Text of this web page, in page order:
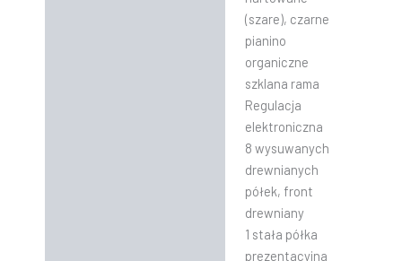
(szare), czarne
pianino
organiczne
szklana rama
Regulacja
elektroniczna
8 wysuwanych
drewnianych
półek, front
drewniany
1 stała półka
prezentacyjna